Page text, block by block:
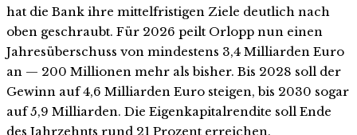
hat die Bank ihre mittelfristigen Ziele deutlich nach
oben geschraubt. Für 2026 peilt Orlopp nun einen
Jahresüberschuss von mindestens 3,4 Milliarden Euro
an — 200 Millionen mehr als bisher. Bis 2028 soll der
Gewinn auf 4,6 Milliarden Euro steigen, bis 2030 sogar
auf 5,9 Milliarden. Die Eigenkapitalrendite soll Ende
des Jahrzehnts rund 21 Prozent erreichen.